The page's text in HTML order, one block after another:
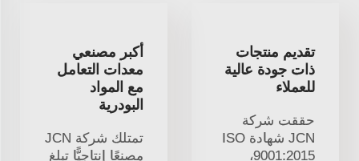
تقديم منتجات
ذات جودة عالية
للعملاء
حققت شركة
JCN شهادة ISO
9001:2015،
أكبر مصنعي
معدات التعامل
مع المواد
البودرية
تمتلك شركة JCN
مصنعًا إنتاجيًّا تبلغ